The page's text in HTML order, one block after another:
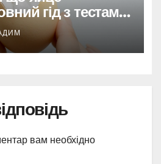
гід з тестами
вам необхідно